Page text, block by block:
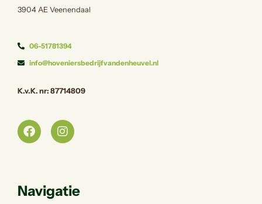
3904 AE Veenendaal
06-51781394
info@hoveniersbedrijfvandenheuvel.nl
K.v.K. nr: 87714809
Navigatie